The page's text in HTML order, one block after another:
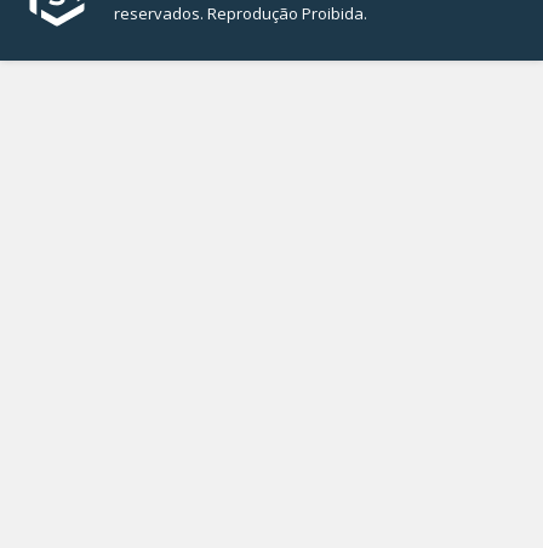
reservados. Reprodução Proibida.